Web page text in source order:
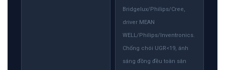
Bridgelux/Philips/Cree,
driver MEAN
WELL/Philips/Inventronics.
Chống chói UGR<19, ánh
sáng đồng đều toàn sân